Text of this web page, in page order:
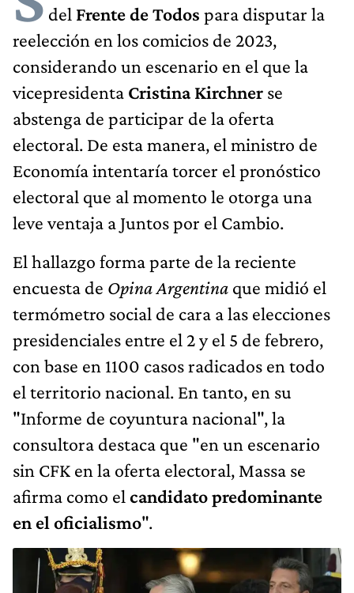
del Frente de Todos para disputar la
reelección en los comicios de 2023,
considerando un escenario en el que la
vicepresidenta Cristina Kirchner se
abstenga de participar de la oferta
electoral. De esta manera, el ministro de
Economía intentaría torcer el pronóstico
electoral que al momento le otorga una
leve ventaja a Juntos por el Cambio.
El hallazgo forma parte de la reciente
encuesta de Opina Argentina que midió el
termómetro social de cara a las elecciones
presidenciales entre el 2 y el 5 de febrero,
con base en 1100 casos radicados en todo
el territorio nacional. En tanto, en su
"Informe de coyuntura nacional", la
consultora destaca que "en un escenario
sin CFK en la oferta electoral, Massa se
afirma como el candidato predominante
en el oficialismo".